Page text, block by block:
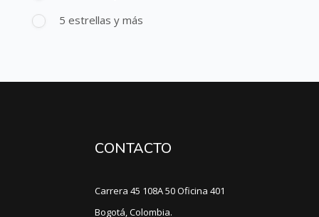
5 estrellas y más
CONTACTO
Carrera 45 108A 50 Oficina 401
Bogotá, Colombia.